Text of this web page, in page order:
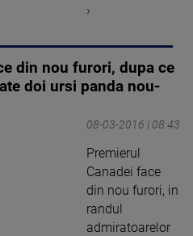
›
din nou furori, dupa ce
doi ursi panda nou-
08-03-2016 | 08:43
Premierul
Canadei face
din nou furori, in
randul
admiratoarelor